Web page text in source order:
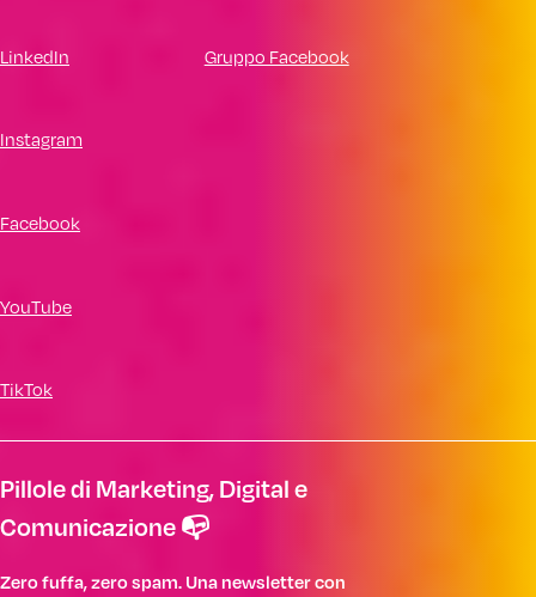
LinkedIn
Instagram
Facebook
YouTube
TikTok
Gruppo Facebook
Pillole di Marketing, Digital e
Comunicazione 📭
Zero fuffa, zero spam. Una newsletter con